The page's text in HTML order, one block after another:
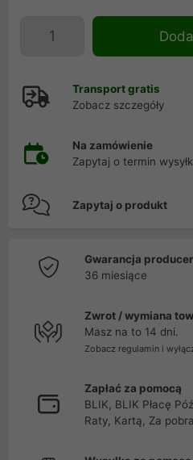
Transport gratis
Zobacz szczegóły
Na zamówienie
Zapytaj o termin
Zapytaj o produkt
Gwarancja
36 miesiące
Zwrot / wymiana
Masz na to 14 dni.
Zobacz regulamin i
Zapłać za pomocą
BLIK, BLIK Płacę
Raty, Kartą, Za